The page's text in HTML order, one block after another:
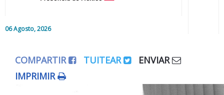
06 Agosto, 2026
Editorial
COMPARTIR TUITEAR
ENVIAR
IMPRIMIR